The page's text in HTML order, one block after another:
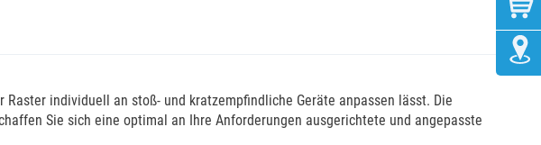
individuell an stoß- und kratzempfindliche Geräte anpassen lässt. Die
Sie sich eine optimal an Ihre Anforderungen ausgerichtete und angepasste